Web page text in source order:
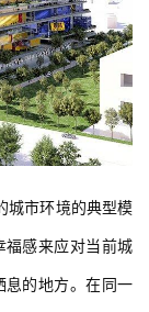
城市环境的典型模
福感来应对当前城
息的地方。在同一